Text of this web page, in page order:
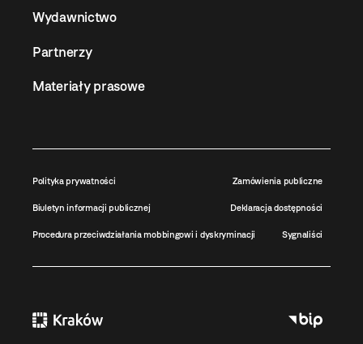
Wydawnictwo
Partnerzy
Materiały prasowe
Polityka prywatności Zamówienia publiczne
Biuletyn informacji publicznej Deklaracja dostępności
Procedura przeciwdziałania mobbingowi i dyskryminacji Sygnaliści